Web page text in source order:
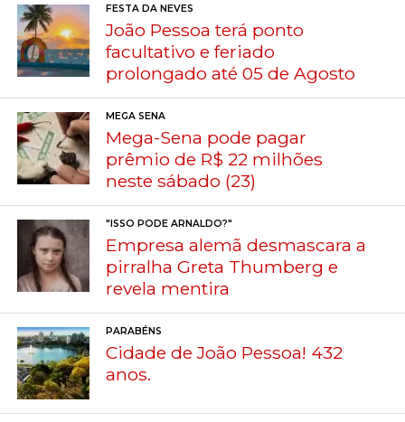
FESTA DA NEVES
João Pessoa terá ponto
facultativo e feriado
prolongado até 05 de Agosto
MEGA SENA
Mega-Sena pode pagar
prêmio de R$ 22 milhões
neste sábado (23)
"ISSO PODE ARNALDO?"
Empresa alemã desmascara a
pirralha Greta Thumberg e
revela mentira
PARABÉNS
Cidade de João Pessoa! 432
anos.